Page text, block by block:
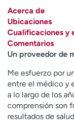
Contáctenos
A
y
d
a
m
e
a
Acerca de
Ubicaciones
Cualificaciones y
Comentarios
Un proveedor de
Me esfuerzo por
entre el médico y
a lo largo de los
comprensión son
resultados de